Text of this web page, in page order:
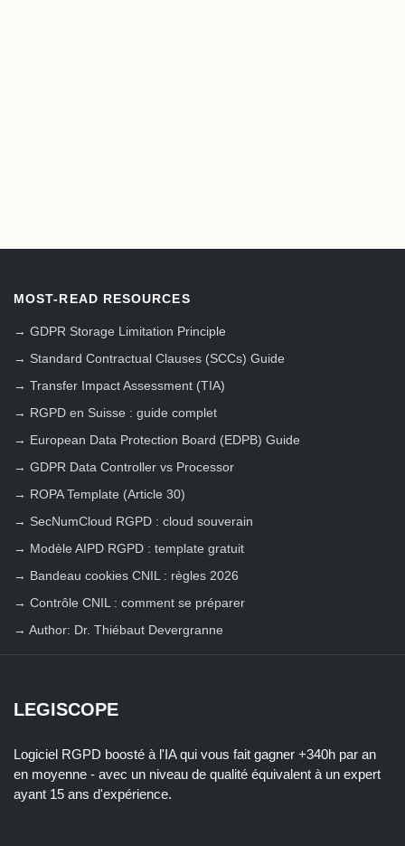
MOST-READ RESOURCES
→ GDPR Storage Limitation Principle
→ Standard Contractual Clauses (SCCs) Guide
→ Transfer Impact Assessment (TIA)
→ RGPD en Suisse : guide complet
→ European Data Protection Board (EDPB) Guide
→ GDPR Data Controller vs Processor
→ ROPA Template (Article 30)
→ SecNumCloud RGPD : cloud souverain
→ Modèle AIPD RGPD : template gratuit
→ Bandeau cookies CNIL : règles 2026
→ Contrôle CNIL : comment se préparer
→ Author: Dr. Thiébaut Devergranne
LEGISCOPE
Logiciel RGPD boosté à l'IA qui vous fait gagner +340h par an
en moyenne - avec un niveau de qualité équivalent à un expert
ayant 15 ans d'expérience.